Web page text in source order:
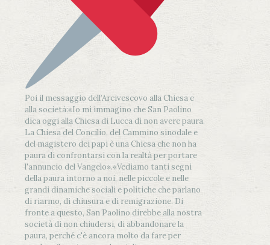
Poi il messaggio dell’Arcivescovo alla Chiesa e
alla società:«Io mi immagino che San Paolino
dica oggi alla Chiesa di Lucca di non avere paura.
La Chiesa del Concilio, del Cammino sinodale e
del magistero dei papi è una Chiesa che non ha
paura di confrontarsi con la realtà per portare
l'annuncio del Vangelo».«Vediamo tanti segni
della paura intorno a noi, nelle piccole e nelle
grandi dinamiche sociali e politiche che parlano
di riarmo, di chiusura e di remigrazione. Di
fronte a questo, San Paolino direbbe alla nostra
società di non chiudersi, di abbandonare la
paura, perché c'è ancora molto da fare per